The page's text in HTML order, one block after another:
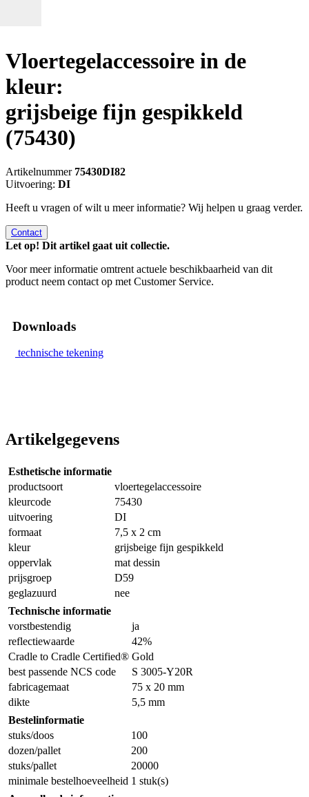
Vloertegelaccessoire in de
kleur:
grijsbeige fijn gespikkeld
(75430)
Artikelnummer 75430DI82
Uitvoering: DI
Heeft u vragen of wilt u meer informatie? Wij helpen u graag verder.
Contact
Let op! Dit artikel gaat uit collectie.
Voor meer informatie omtrent actuele beschikbaarheid van dit
product neem contact op met Customer Service.
Downloads
technische tekening
Artikelgegevens
Esthetische informatie
productsoort
vloertegelaccessoire
kleurcode
75430
uitvoering
DI
formaat
7,5 x 2 cm
kleur
grijsbeige fijn gespikkeld
oppervlak
mat dessin
prijsgroep
D59
geglazuurd
nee
Technische informatie
vorstbestendig
ja
reflectiewaarde
42%
Cradle to Cradle Certified® Gold
best passende NCS code
S 3005-Y20R
fabricagemaat
75 x 20 mm
dikte
5,5 mm
Bestelinformatie
stuks/doos
100
dozen/pallet
200
stuks/pallet
20000
minimale bestelhoeveelheid 1 stuk(s)